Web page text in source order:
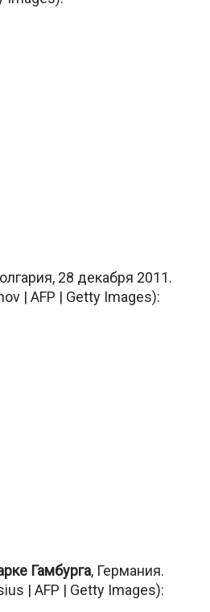
28 декабря 2011.
| AFP | Getty Images):
Гамбурга, Германия.
| AFP | Getty Images):